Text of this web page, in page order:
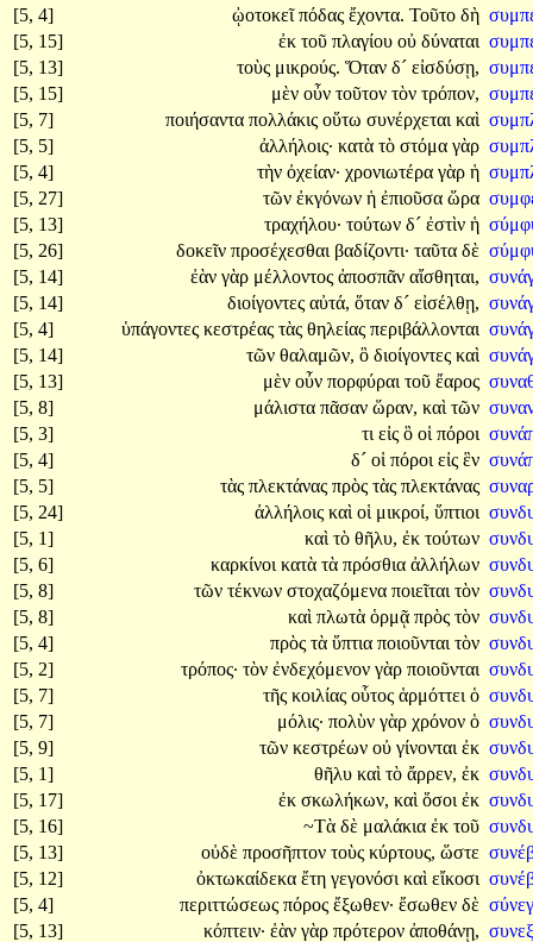
[5, 4]
ᾠοτοκεῖπόδας ἔχοντα. Τοῦτο δὴ
[5, 15]
ἐκ τοῦ πλαγίου οὐ δύναται
[5, 13]
τοὺς μικρούς. Ὅταν δ´ εἰσδύσῃ,
[5, 15]
μὲν οὖν τοῦτον τὸν τρόπον,
[5, 7]
ποιήσαντα πολλάκις οὕτω συνέρχεται καὶ
[5, 5]
ἀλλήλοις· κατὰ τὸ στόμα γὰρ
[5, 4]
τὴν ὀχείαν· χρονιωτέρα γὰρ ἡ
[5, 27]
τῶν ἐκγόνων ἡ ἐπιοῦσα ὥρα
[5, 13]
τραχήλου· τούτων δ´ ἐστὶν ἡ
[5, 26]
δοκεῖν προσέχεσθαι βαδίζοντι· ταῦτα δὲ
[5, 14]
ἐὰν γὰρ μέλλοντος ἀποσπᾶν αἴσθηται,
[5, 14]
διοίγοντες αὐτά, ὅταν δ´ εἰσέλθῃ,
[5, 4]
ὑπάγοντες κεστρέας τὰς θηλείας περιβάλλονται
[5, 14]
τῶν θαλαμῶν, ὃ διοίγοντες καὶ
[5, 13]
μὲν οὖν πορφύραι τοῦ ἔαρος
[5, 8]
μάλιστα πᾶσαν ὥραν, καὶ τῶν
[5, 3]
τι εἰς ὃ οἱ πόροι
[5, 4]
δ´ οἱ πόροι εἰς ἓν
[5, 5]
τὰς πλεκτάνας πρὸς τὰς πλεκτάνας
[5, 24]
ἀλλήλοις καὶ οἱ μικροί, ὕπτιοι
[5, 1]
καὶ τὸ θῆλυ, ἐκ τούτων
[5, 6]
καρκίνοι κατὰ τὰ πρόσθια ἀλλήλων
[5, 8]
τῶν τέκνων στοχαζόμενα ποιεῖται τὸν
[5, 8]
καὶ πλωτὰ ὁρμᾷ πρὸς τὸν
[5, 4]
πρὸς τὰ ὕπτια ποιοῦνται τὸν
[5, 2]
τρόπος· τὸν ἐνδεχόμενον γὰρ ποιοῦνται
[5, 7]
τῆς κοιλίας οὗτος ἁρμόττει ὁ
[5, 7]
μόλις· πολὺν γὰρ χρόνον ὁ
[5, 9]
τῶν κεστρέων οὐ γίνονται ἐκ
[5, 1]
θῆλυ καὶ τὸ ἄρρεν, ἐκ
[5, 17]
ἐκ σκωλήκων, καὶ ὅσοι ἐκ
[5, 16]
~Τὰ δὲ μαλάκια ἐκ τοῦ
[5, 13]
οὐδὲ προσῆπτον τοὺς κύρτους, ὥστε
[5, 12]
ὀκτωκαίδεκα ἔτη γεγονόσι καὶ εἴκοσι
[5, 4]
περιττώσεως πόρος ἔξωθεν· ἔσωθεν δὲ
[5, 13]
κόπτειν· ἐὰν γὰρ πρότερον ἀποθάνῃ,